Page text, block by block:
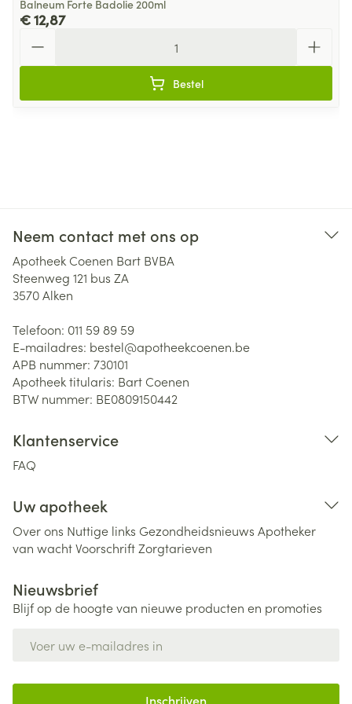
Balneum Forte Badolie 200ml
€ 12,87
Bestel
Neem contact met ons op
Apotheek Coenen Bart BVBA
Steenweg 121 bus ZA
3570Alken
Telefoon: 011 59 89 59
E-mailadres: bestel@apotheekcoenen.be
APB nummer: 730101
Apotheek titularis: Bart Coenen
BTW nummer: BE0809150442
Klantenservice
FAQ
Uw apotheek
Over ons Nuttige links Gezondheidsnieuws Apotheker
van wachtVoorschriftZorgtarieven
Nieuwsbrief
Blijf op de hoogte van nieuwe producten en promoties
Inschrijven